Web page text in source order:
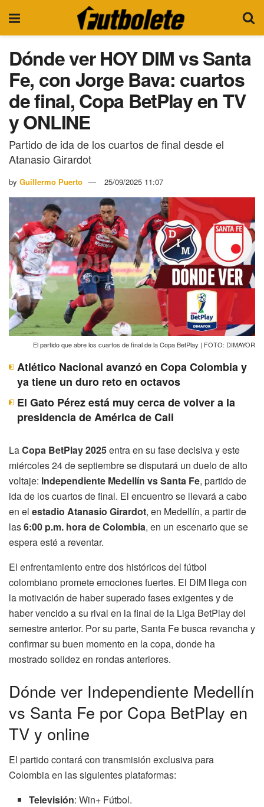
Dónde ver HOY DIM vs Santa
Fe, con Jorge Bava: cuartos
de final, Copa BetPlay en TV
y ONLINE
Partido de ida de los cuartos de final desde el
Atanasio Girardot
by Guillermo Puerto 25/09/2025 11:07
El partido que abre los cuartos de final de la Copa BetPlay | FOTO: DIMAYOR
Atlético Nacional avanzó en Copa Colombia y
ya tiene un duro reto en octavos
El Gato Pérez está muy cerca de volver a la
presidencia de América de Cali
LaCopa BetPlay 2025entra en su fase decisiva y este
miércoles 24 de septiembre se disputará un duelo de alto
voltaje: Independiente Medellín vs Santa Fe, partido de
ida de los cuartos de final. El encuentro se llevará a cabo
en el estadio Atanasio Girardot, en Medellín, a partir de
las6:00 p.m. hora de Colombia, en un escenario que se
espera esté a reventar.
El enfrentamiento entre dos históricos del fútbol
colombiano promete emociones fuertes. El DIM llega con
la motivación de haber superado fases exigentes y de
haber vencido a su rival en la final de la Liga BetPlay del
semestre anterior. Por su parte, Santa Fe busca revancha y
confirmar su buen momento en la copa, donde ha
mostrado solidez en rondas anteriores.
Dónde ver Independiente Medellín
vs Santa Fe por Copa BetPlay en
TV y online
El partido contará con transmisión exclusiva para
Colombia en las siguientes plataformas:
Televisión: Win+ Fútbol.